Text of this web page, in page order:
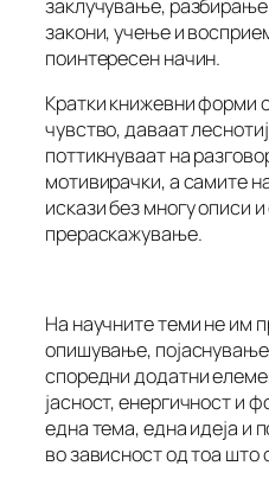
заклучување,
закони, учење и
поинтересен начин.
Кратки книжевни форми
чувство, даваат
поттикнуваат на
мотивирачки, а самите
искази без многу описи
прераскажување.
На научните теми не им
опишување,
споредни додатни
јасност, енергичност и
една тема, една идеја и
во зависност од тоа